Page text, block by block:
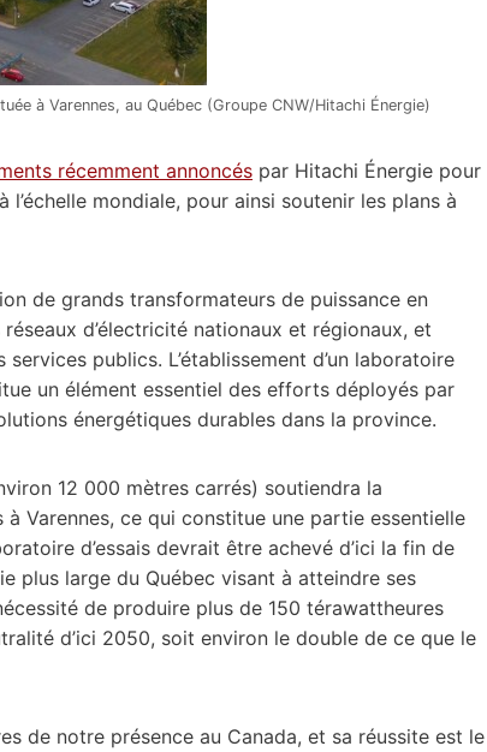
à Varennes, au Québec (Groupe CNW/Hitachi Énergie)
récemment annoncés par Hitachi Énergie pour
mondiale, pour ainsi soutenir les plans à
de grands transformateurs de puissance en
d’électricité nationaux et régionaux, et
publics. L’établissement d’un laboratoire
un élément essentiel des efforts déployés par
énergétiques durables dans la province.
12 000 mètres carrés) soutiendra la
Varennes, ce qui constitue une partie essentielle
d’essais devrait être achevé d’ici la fin de
plus large du Québec visant à atteindre ses
de produire plus de 150 térawattheures
d’ici 2050, soit environ le double de ce que le
de notre présence au Canada, et sa réussite est le